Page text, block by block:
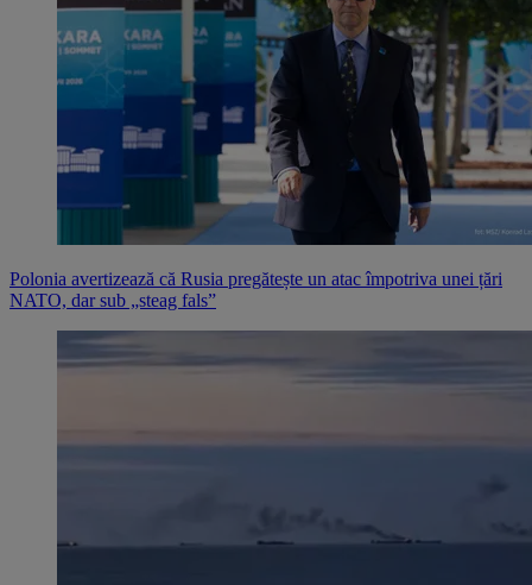
Polonia avertizează că Rusia pregătește un atac împotriva unei țări
NATO, dar sub „steag fals”